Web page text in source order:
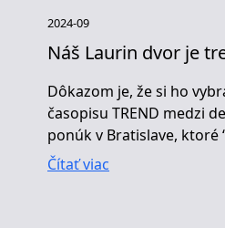
2024-09
Náš Laurin dvor je
Dôkazom je, že si ho
časopisu TREND medzi
ponúk v Bratislave, ktoré
Čítať viac